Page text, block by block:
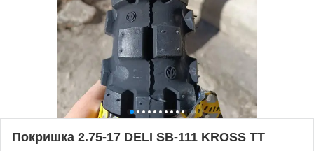
Покришка 2.75-17 DELI SB-111 KROSS TT